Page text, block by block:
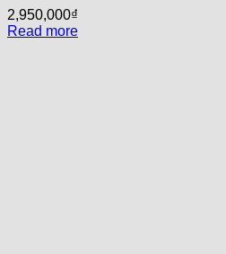
2,950,000₫
Read more